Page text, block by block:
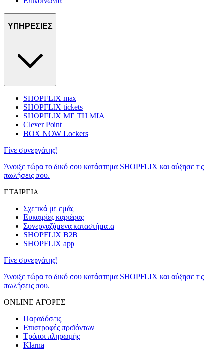
ΥΠΗΡΕΣΙΕΣ
SHOPFLIX max
SHOPFLIX tickets
SHOPFLIX ΜΕ ΤΗ ΜΙΑ
Clever Point
BOX NOW Lockers
Γίνε συνεργάτης!
Άνοιξε τώρα το δικό σου κατάστημα SHOPFLIX και αύξησε τις
πωλήσεις σου.
ΕΤΑΙΡΕΙΑ
Σχετικά με εμάς
Ευκαιρίες καριέρας
Συνεργαζόμενα καταστήματα
SHOPFLIX B2B
SHOPFLIX app
Γίνε συνεργάτης!
Άνοιξε τώρα το δικό σου κατάστημα SHOPFLIX και αύξησε τις
πωλήσεις σου.
ONLINE ΑΓΟΡΕΣ
Παραδόσεις
Επιστροφές προϊόντων
Τρόποι πληρωμής
Klarna